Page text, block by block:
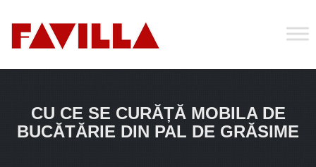
CU CE SE CURĂȚĂ MOBILA DE
BUCĂTĂRIE DIN PAL DE GRĂSIME